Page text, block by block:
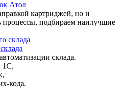
Атол
картриджей, но и
процессы, подбираем наилучшие
склада.
1С,
кода.